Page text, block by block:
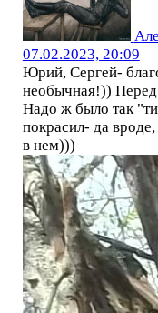
07.02.2023, 20:09
Юрий, Сергей-
необычная!))
Надо ж было так
покрасил- да
в нем)))